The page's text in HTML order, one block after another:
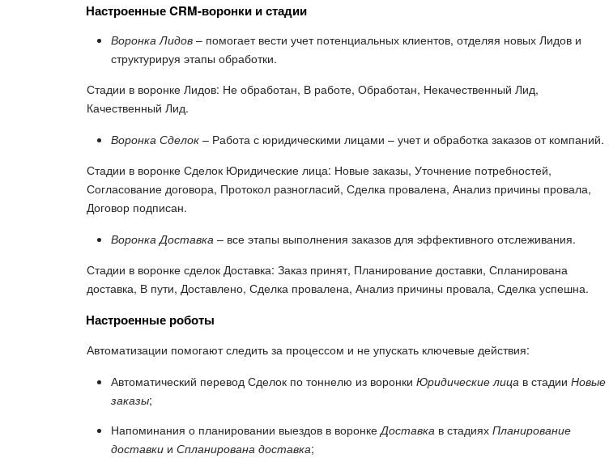
Настроенные CRM-воронки и стадии
Воронка Лидов – помогает вести учет потенциальных клиентов, отделяя новых Лидов и
структурируя этапы обработки.
Стадии в воронке Лидов: Не обработан, В работе, Обработан, Некачественный Лид,
Качественный Лид.
Воронка Сделок – Работа с юридическими лицами – учет и обработка заказов от компаний.
Стадии в воронке Сделок Юридические лица: Новые заказы, Уточнение потребностей,
Согласование договора, Протокол разногласий, Сделка провалена, Анализ причины провала,
Договор подписан.
Воронка Доставка – все этапы выполнения заказов для эффективного отслеживания.
Стадии в воронке сделок Доставка: Заказ принят, Планирование доставки, Спланирована
доставка, В пути, Доставлено, Сделка провалена, Анализ причины провала, Сделка успешна.
Настроенные роботы
Автоматизации помогают следить за процессом и не упускать ключевые действия:
Автоматический перевод Сделок по тоннелю из воронки Юридические лица в стадии Новые
заказы;
Напоминания о планировании выездов в воронке Доставка в стадиях Планирование
доставки и Спланирована доставка;